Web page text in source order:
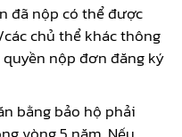
đã nộp có thể được
chủ thể khác thông
nộp đơn đăng ký
bằng bảo hộ phải